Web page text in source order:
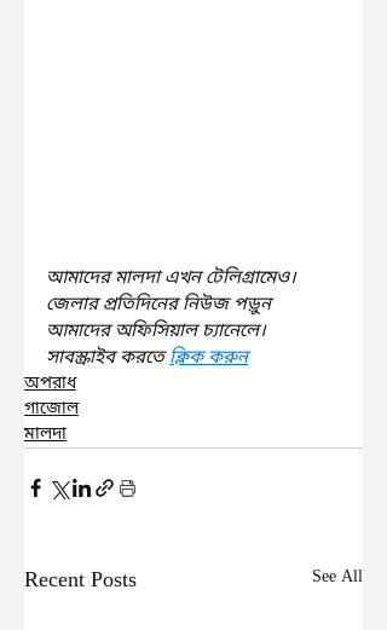
আমাদের মালদা এখন টেলিগ্রামেও।
জেলার প্রতিদিনের নিউজ পড়ুন
আমাদের অফিসিয়াল চ্যানেলে।
সাবস্ক্রাইব করতে ক্লিক করুন
অপরাধ
গাজোল
মালদা
Recent Posts See All